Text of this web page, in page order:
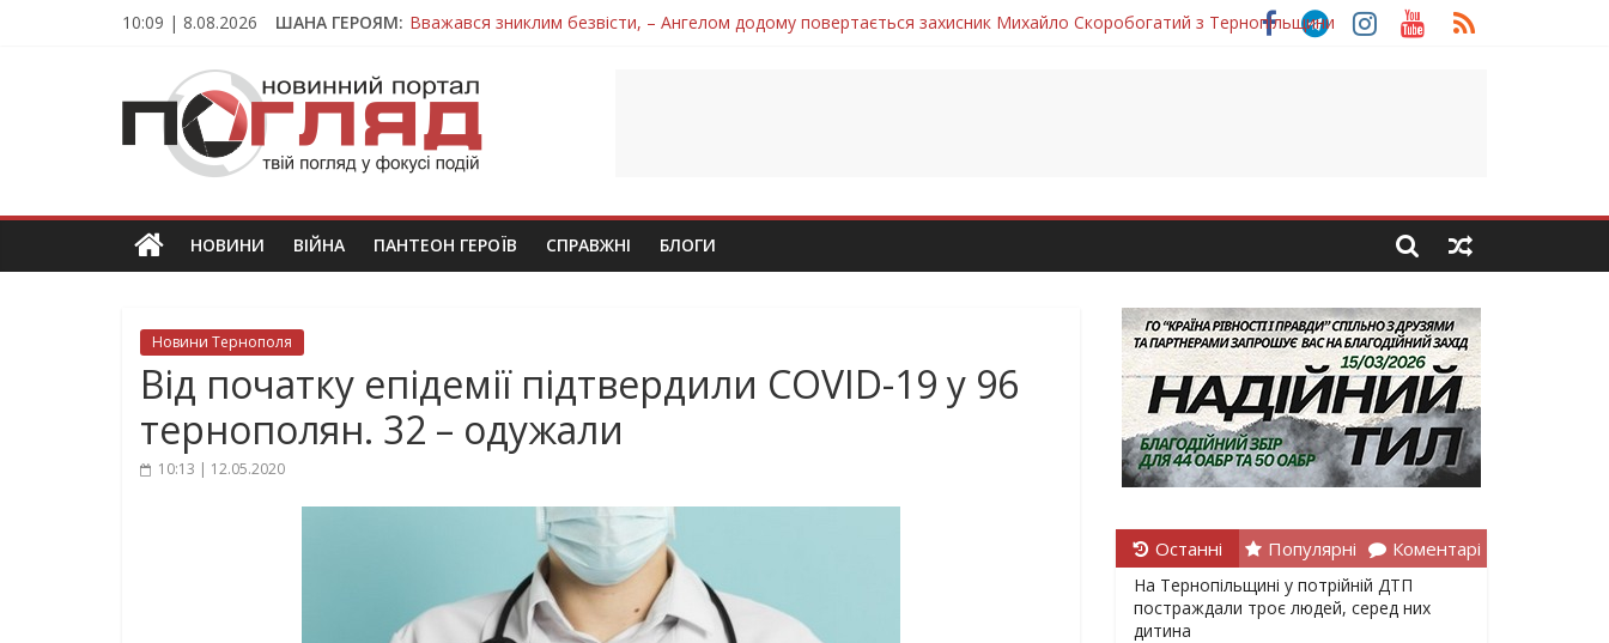
10:09 | 8.08.2026 ШАНА ГЕРОЯМ: Вважався зниклим безвісти, – Ангелом додому повертається захисник Михайло Скоробогатий з Тернопільщини
Тернопільщина втратила захисника Володимира Вельму
Захисник з Тернопільщини Петро Федів повертається до рідного дому «на щиті»
Тернопільщина втратила захисника Володимира Дичку
ПОГЛЯД
Новини
Тернополя.
новини
та
НОВИНИ ВІЙНА ПАНТЕОН ГЕРОЇВ СПРАВЖНІ БЛОГИ
Новини Тернополя
Від початку епідемії підтвердили COVID-19 у 96
тернополян. 32 – одужали
10:13 | 12.05.2020
Останні Популярні Коментарі
На Тернопільщині у потрійній ДТП
постраждали троє людей, серед них
дитина